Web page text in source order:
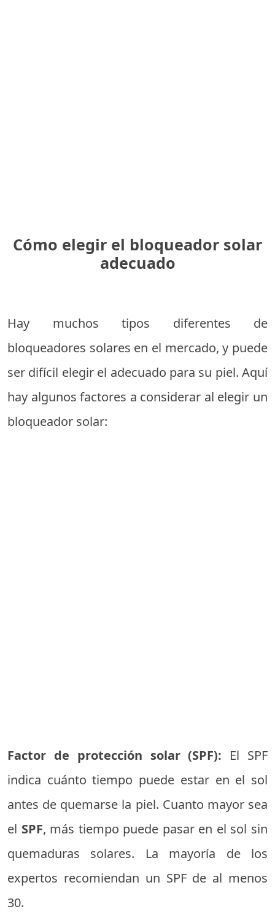
Cómo elegir el bloqueador solar
adecuado
Hay muchos tipos diferentes de
bloqueadores solares en el mercado, y puede
ser difícil elegir el adecuado para su piel. Aquí
hay algunos factores a considerar al elegir un
bloqueador solar:
Factor de protección solar (SPF): El SPF
indica cuánto tiempo puede estar en el sol
antes de quemarse la piel. Cuanto mayor sea
el SPF, más tiempo puede pasar en el sol sin
quemaduras solares. La mayoría de los
expertos recomiendan un SPF de al menos
30.